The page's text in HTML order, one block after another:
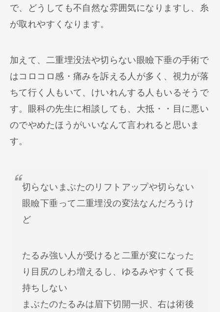
で、どうしても不自然な雰囲気になりますし、糸
が取れやすくなります。
加えて、二重埋没法や切らない眼瞼下垂の手術で
はコロコロ感・痛みを訴える人が多く、視力が落
ちて行く人もいて、けいれんする人もいるそうで
す。眼科の先生に相談しても、大抵・・目に悪い
のでやめたほうがいいなんて言われると思いま
す。
切らないまぶたのリフトアップや切らない
眼瞼下垂って二重埋没の変法なんだろうけ
ど
たるみ強い人が受けると二重が変になった
り目尻のしわ増えるし、ゆるみやすくて長
持ちしない
まぶたのたるみは眉下切開一択、右は術後